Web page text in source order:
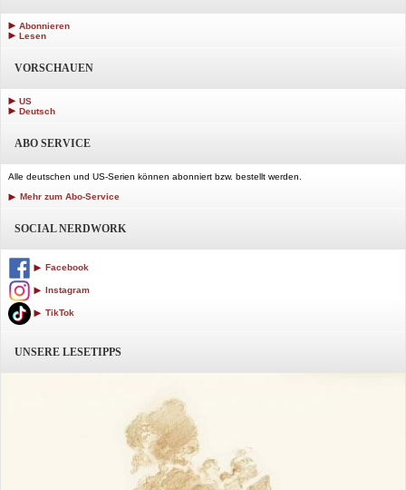
Abonnieren
Lesen
VORSCHAUEN
US
Deutsch
ABO SERVICE
Alle deutschen und US-Serien können abonniert bzw. bestellt werden.
Mehr zum Abo-Service
SOCIAL NERDWORK
Facebook
Instagram
TikTok
UNSERE LESETIPPS